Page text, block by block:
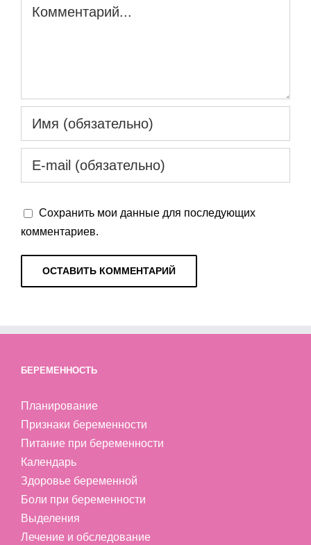
Сохранить мои данные для последующих
комментариев.
БЕРЕМЕННОСТЬ
Планирование
Признаки беременности
Питание при беременности
Календарь
Здоровье беременной
Боли при беременности
Выделения
Лечение и обследование